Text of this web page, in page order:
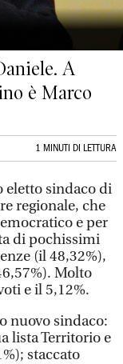
A
è Marco
1 MINUTI DI LETTURA
eletto sindaco di
regionale, che
e per
di pochissimi
(il 48,32%),
Molto
e il 5,12%.
nuovo sindaco:
lista Territorio e
staccato